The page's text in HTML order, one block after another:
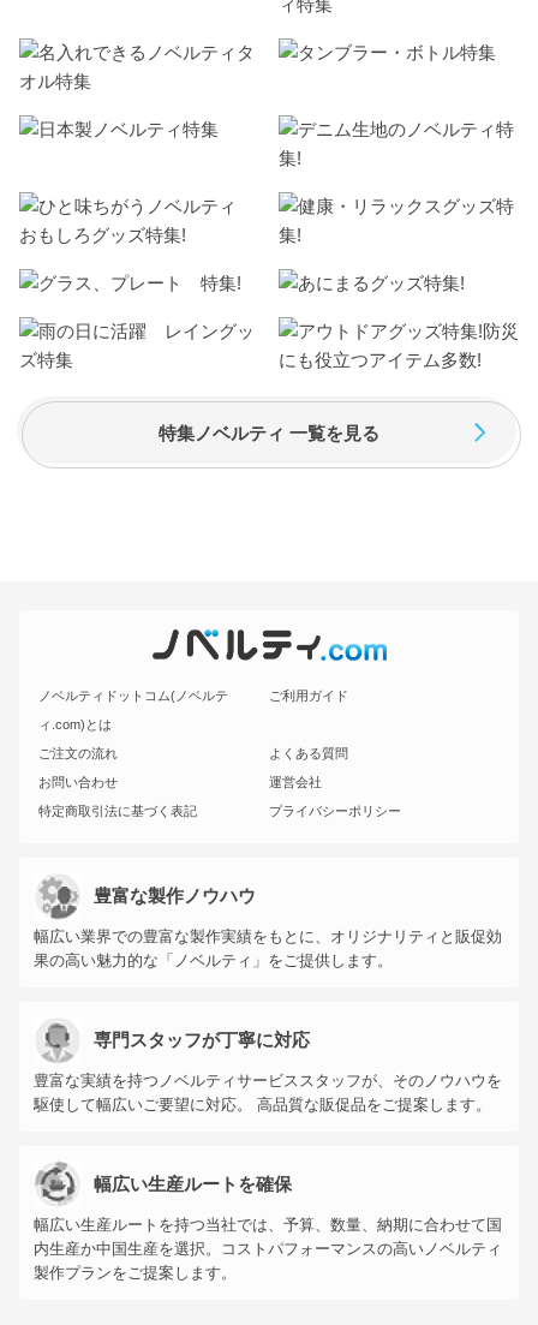
特集ノベルティ 一覧を見る
ノベルティドットコム(ノベルテ
ィ.com)とは
ご利用ガイド
ご注文の流れ
よくある質問
お問い合わせ
運営会社
特定商取引法に基づく表記
プライバシーポリシー
豊富な製作ノウハウ
幅広い業界での豊富な製作実績をもとに、オリジナリティと販促効
果の高い魅力的な「ノベルティ」をご提供します。
専門スタッフが丁寧に対応
豊富な実績を持つノベルティサービススタッフが、そのノウハウを
駆使して幅広いご要望に対応。 高品質な販促品をご提案します。
幅広い生産ルートを確保
幅広い生産ルートを持つ当社では、予算、数量、納期に合わせて国
内生産か中国生産を選択。コストパフォーマンスの高いノベルティ
製作プランをご提案します。